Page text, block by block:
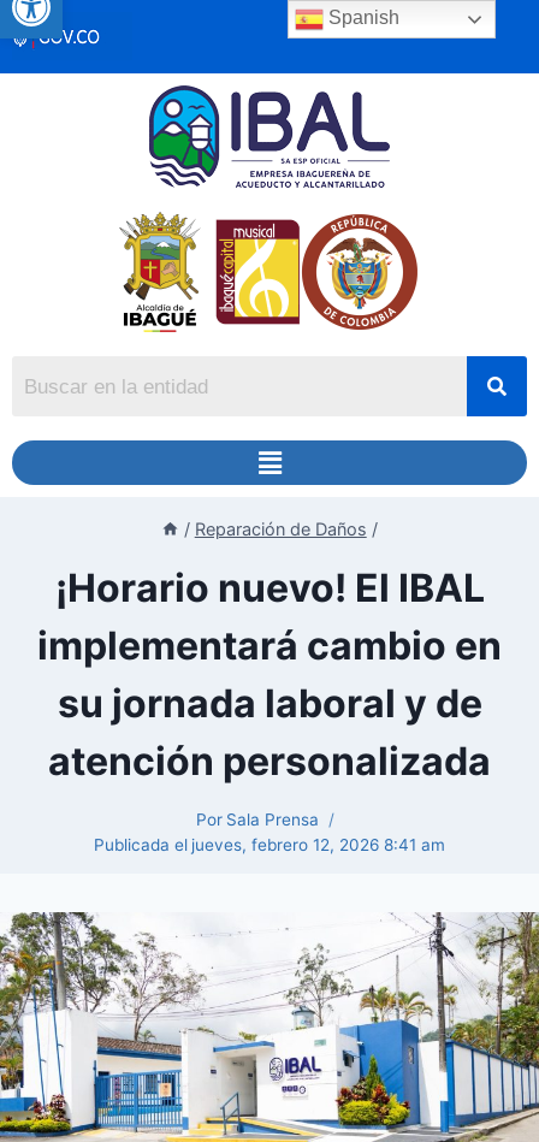
/ Reparación de Daños /
¡Horario nuevo! El IBAL
implementará cambio en
su jornada laboral y de
atención personalizada
Por Sala Prensa
Publicada el jueves, febrero 12, 2026 8:41 am
Spanish